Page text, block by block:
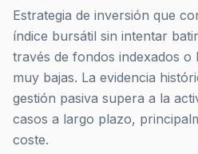
Estrategia de inversión que
índice bursátil sin intentar
través de fondos indexados o
muy bajas. La evidencia
gestión pasiva supera a la
casos a largo plazo,
coste.